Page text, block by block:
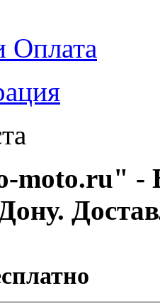
Оплата
moto.ru" -